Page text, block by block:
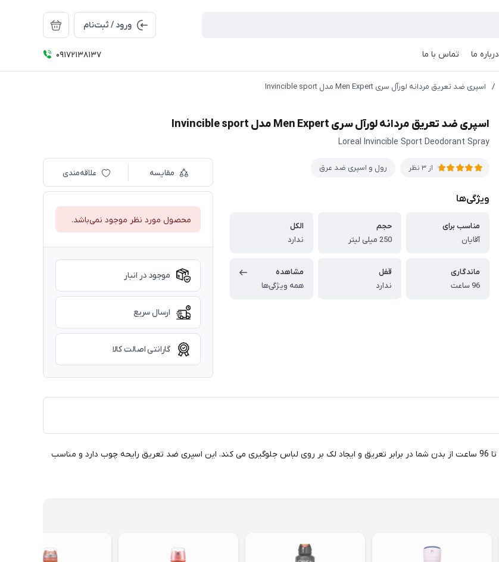
ورود / ثبت‌نام
درباره ما تماس با ما 09172138137
/ اسپری ضد تعریق مردانه لورآل سری Men Expert مدل Invincible sport
اسپری ضد تعریق مردانه لورآل سری Men Expert مدل Invincible sport
Loreal Invincible Sport Deodorant Spray
از 3 نظر رول و اسپری ضد عرق
ویژگی‌ها
مناسب برای
آقایان
حجم
250 میلی لیتر
الکل
ندارد
ماندگاری
96 ساعت
قفل
ندارد
مشاهده
همه ویژگی‌ها
مقایسه علاقه‌مندی
محصول مورد نظر موجود نمی‌باشد.
موجود در انبار
ارسال سریع
گارانتی اصالت کالا
اسپری ضد تعریق مردانه لورآل مدل Invincible sport حاوی موادی است که تا 96 ساعت از بدن شما در برابر تعریق و ایجاد لک بر روی لباس جلوگیری می کند. این اسپری ضد تعریق رایحه چوب دارد و مناسب